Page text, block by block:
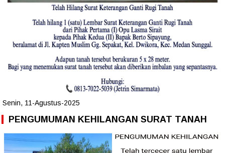
Senin, 11-Agustus-2025
PENGUMUMAN KEHILANGAN SURAT TANAH